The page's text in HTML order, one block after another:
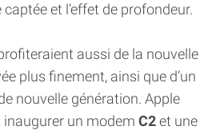
et l’effet de profondeur.
aussi de la nouvelle
plus finement, ainsi que d’un
nouvelle génération. Apple
un modem C2et une